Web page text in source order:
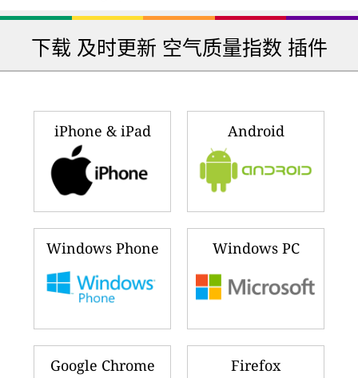
下载 及时更新 空气质量指数 插件
iPhone & iPad Android
Windows Phone Windows PC
Google Chrome Firefox